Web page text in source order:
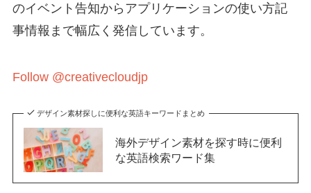
のイベント告知からアプリケーションの使い方記
事情報まで幅広く発信しています。
Follow @creativecloudjp
デザイン素材探しに便利な英語キーワードまとめ
海外デザイン素材を探す時に便利
な英語検索ワード集